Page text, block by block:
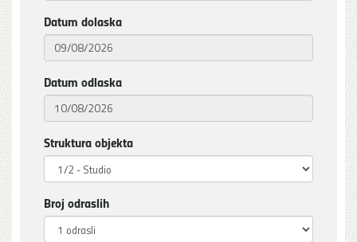
Datum dolaska
Datum odlaska
Struktura objekta
Broj odraslih